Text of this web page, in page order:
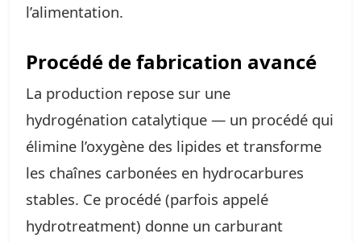
l’alimentation.
Procédé de fabrication avancé
La production repose sur une
hydrogénation catalytique — un procédé qui
élimine l’oxygène des lipides et transforme
les chaînes carbonées en hydrocarbures
stables. Ce procédé (parfois appelé
hydrotreatment) donne un carburant